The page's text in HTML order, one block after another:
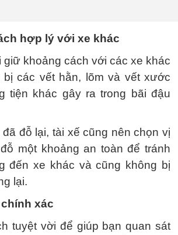
hợp lý với xe khác
giữ khoảng cách với các xe khác
bị các vết hằn, lõm và vết xước
tiện khác gây ra trong bãi đậu
đỗ lại, tài xế cũng nên chọn vị
một khoảng an toàn để tránh
đến xe khác và cũng không bị
lại.
xác
tuyệt vời để giúp bạn quan sát